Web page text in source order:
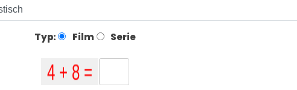
Typ: Film Serie